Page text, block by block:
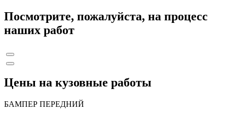
Посмотрите, пожалуйста, на процесс
наших работ
Цены на кузовные работы
БАМПЕР ПЕРЕДНИЙ